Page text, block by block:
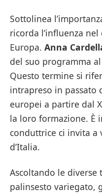
Sottolinea
ricorda l’influenza
Europa. Anna
del suo programma
Questo termine si
intrapreso in passato
europei a partire dal
la loro formazione. È
conduttrice ci invita a
d’Italia.
Ascoltando le diverse
palinsesto variegato,